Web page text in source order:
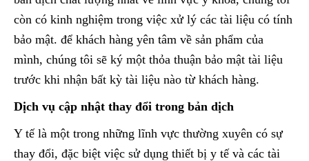
còn có kinh nghiệm trong việc xử lý các tài liệu có tính
bảo mật. để khách hàng yên tâm về sản phẩm của
mình, chúng tôi sẽ ký một thỏa thuận bảo mật tài liệu
trước khi nhận bất kỳ tài liệu nào từ khách hàng.
Dịch vụ cập nhật thay đổi trong bản dịch
Y tế là một trong những lĩnh vực thường xuyên có sự
thay đổi, đặc biệt việc sử dụng thiết bị y tế và các tài